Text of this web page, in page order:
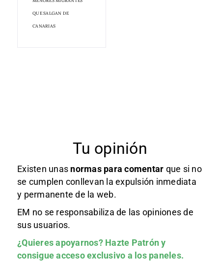
QUE SALGAN DE
CANARIAS
Tu opinión
Existen unas normas para comentar que si no
se cumplen conllevan la expulsión inmediata
y permanente de la web.
EM no se responsabiliza de las opiniones de
sus usuarios.
¿Quieres apoyarnos? Hazte Patróny
consigue acceso exclusivo a los paneles.